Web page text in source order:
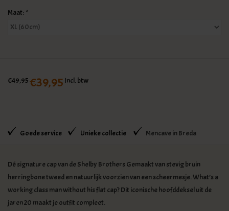
Maat: *
€49,95€39,95 Incl. btw
Goede service Unieke collectie Mencave in Breda
Dé signature cap van de Shelby Brothers Gemaakt van stevig bruin
herringbone tweed en natuurlijk voorzien van een scheermesje. What’s a
working class man without his flat cap? Dit iconische hoofddeksel uit de
jaren 20 maakt je outfit compleet.